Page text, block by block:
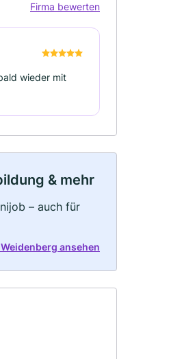
Firma bewerten
wieder mit
& mehr
– auch für
ansehen